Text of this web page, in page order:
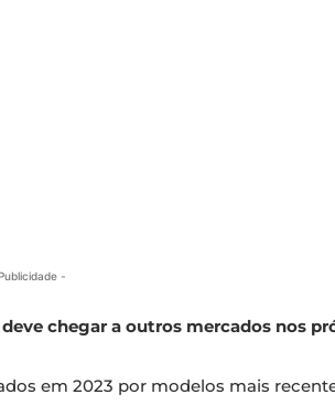
-
chegar a outros mercados nos
em 2023 por modelos mais